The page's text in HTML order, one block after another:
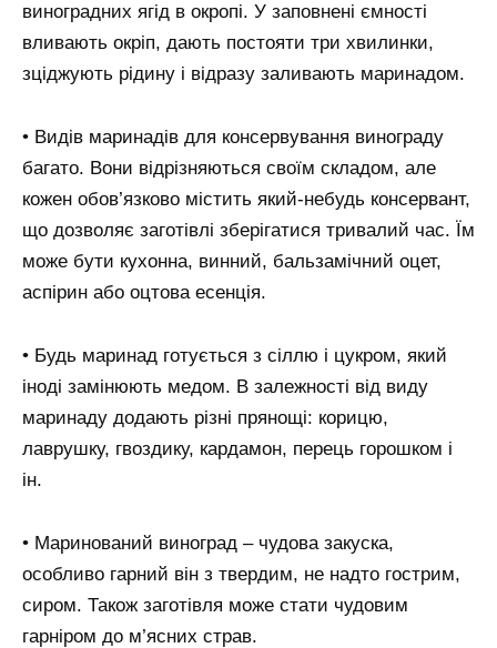
виноградних ягід в окропі. У заповнені ємності
вливають окріп, дають постояти три хвилинки,
зціджують рідину і відразу заливають маринадом.
• Видів маринадів для консервування винограду
багато. Вони відрізняються своїм складом, але
кожен обов’язково містить який-небудь консервант,
що дозволяє заготівлі зберігатися тривалий час. Їм
може бути кухонна, винний, бальзамічний оцет,
аспірин або оцтова есенція.
• Будь маринад готується з сіллю і цукром, який
іноді замінюють медом. В залежності від виду
маринаду додають різні прянощі: корицю,
лаврушку, гвоздику, кардамон, перець горошком і
ін.
• Маринований виноград – чудова закуска,
особливо гарний він з твердим, не надто гострим,
сиром. Також заготівля може стати чудовим
гарніром до м’ясних страв.